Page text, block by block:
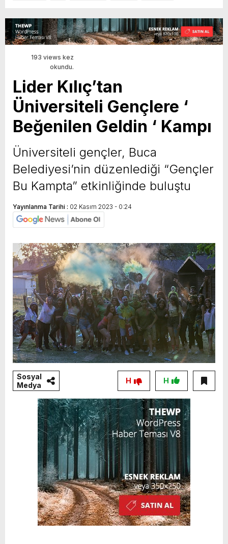
193 views kez
okundu.
Lider Kılıç’tan
Üniversiteli Gençlere ‘
Beğenilen Geldin ‘ Kampı
Üniversiteli gençler, Buca
Belediyesi’nin düzenlediği “Gençler
Bu Kampta” etkinliğinde buluştu
Yayınlanma Tarihi : 02 Kasım 2023 - 0:24
Sosyal
Medya
H
H